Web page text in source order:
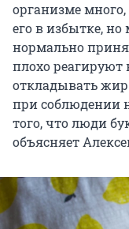
организме
его в избытке,
нормально
плохо реагируют
откладывать
при соблюдении
того, что люди
объясняет